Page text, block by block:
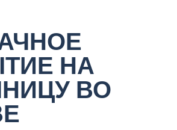
НА
ВО